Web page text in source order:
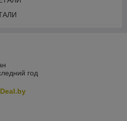
год
Deal.by